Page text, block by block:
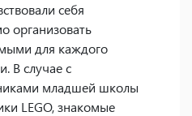
себя
организовать
для каждого
В случае с
младшей школы
LEGO, знакомые